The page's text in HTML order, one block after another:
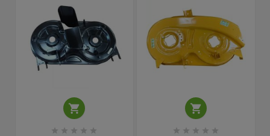

    

    